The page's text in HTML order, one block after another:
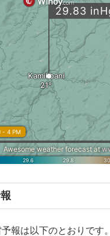
報は以下のとおりです。